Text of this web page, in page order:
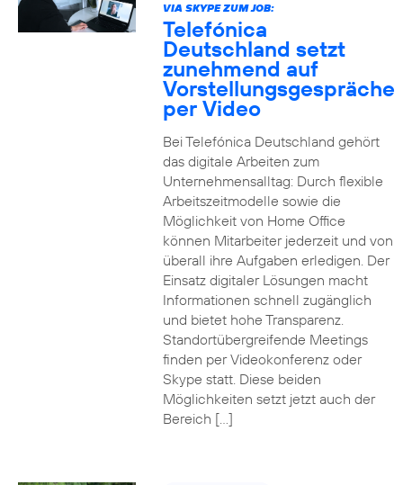
VIA SKYPE ZUM JOB:
Telefónica
Deutschland setzt
zunehmend auf
Vorstellungsgespräche
per Video
Bei Telefónica Deutschland gehört
das digitale Arbeiten zum
Unternehmensalltag: Durch flexible
Arbeitszeitmodelle sowie die
Möglichkeit von Home Office
können Mitarbeiter jederzeit und von
überall ihre Aufgaben erledigen. Der
Einsatz digitaler Lösungen macht
Informationen schnell zugänglich
und bietet hohe Transparenz.
Standortübergreifende Meetings
finden per Videokonferenz oder
Skype statt. Diese beiden
Möglichkeiten setzt jetzt auch der
Bereich […]